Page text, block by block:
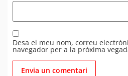
Desa el meu nom, correu
navegador per a la pròxima